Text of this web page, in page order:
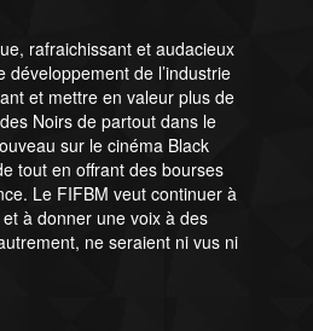
rafraichissant et audacieux
développement de l’industrie
et mettre en valeur plus de
Noirs de partout dans le
sur le cinéma Black
tout en offrant des bourses
Le FIFBM veut continuer à
à donner une voix à des
ne seraient ni vus ni